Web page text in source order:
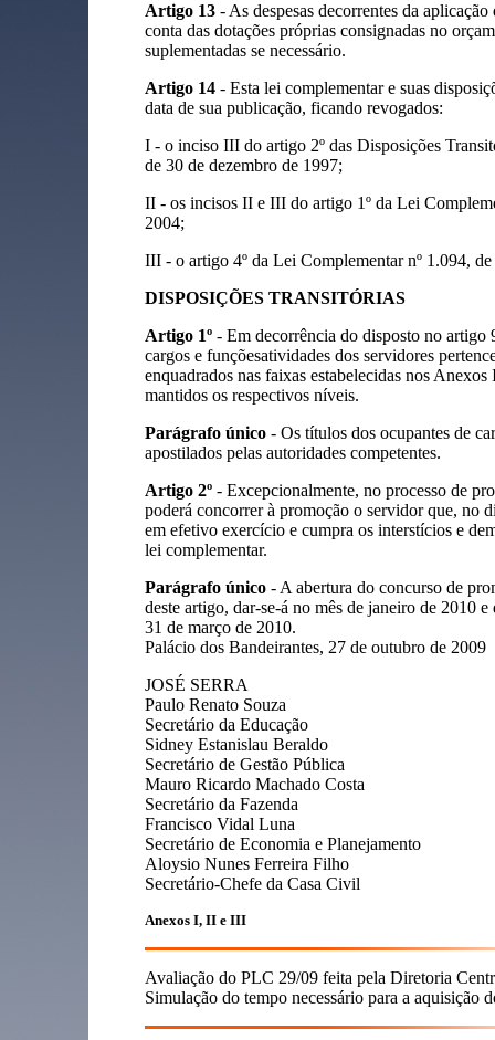
Artigo 13 - As despesas decorrentes da
conta das dotações próprias consignadas no
suplementadas se necessário.
Artigo 14- Esta lei complementar e suas
data de sua publicação, ficando revogados:
I - o inciso III do artigo 2º das Disposições
de 30 de dezembro de 1997;
II - os incisos II e III do artigo 1º da Lei
2004;
III - o artigo 4º da Lei Complementar nº 1.094,
DISPOSIÇÕES TRANSITÓRIAS
Artigo 1º- Em decorrência do disposto no artigo
cargos e funçõesatividades dos servidores
enquadrados nas faixas estabelecidas nos Anexos
mantidos os respectivos níveis.
Parágrafo único- Os títulos dos ocupantes de
apostilados pelas autoridades competentes.
Artigo 2º- Excepcionalmente, no processo de
poderá concorrer à promoção o servidor que, no
em efetivo exercício e cumpra os interstícios e
lei complementar.
Parágrafo único- A abertura do concurso de
deste artigo, dar-se-á no mês de janeiro de 2010
31 de março de 2010.
Palácio dos Bandeirantes, 27 de outubro de 2009
JOSÉ SERRA
Paulo Renato Souza
Secretário da Educação
Sidney Estanislau Beraldo
Secretário de Gestão Pública
Mauro Ricardo Machado Costa
Secretário da Fazenda
Francisco Vidal Luna
Secretário de Economia e Planejamento
Aloysio Nunes Ferreira Filho
Secretário-Chefe da Casa Civil
Anexos I, II e III
Avaliação do PLC 29/09 feita pela Diretoria
Simulação do tempo necessário para a aquisição